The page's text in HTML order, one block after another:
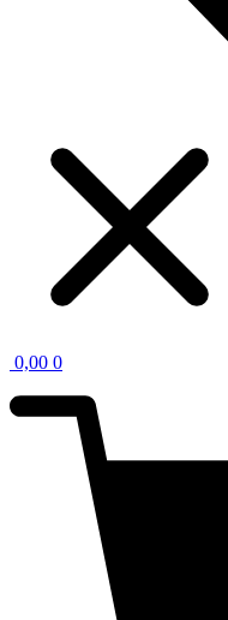
0,00 0